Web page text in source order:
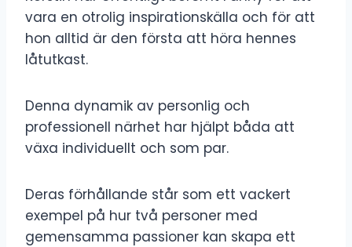
vara en otrolig inspirationskälla och för att
hon alltid är den första att höra hennes
låtutkast.
Denna dynamik av personlig och
professionell närhet har hjälpt båda att
växa individuellt och som par.
Deras förhållande står som ett vackert
exempel på hur två personer med
gemensamma passioner kan skapa ett